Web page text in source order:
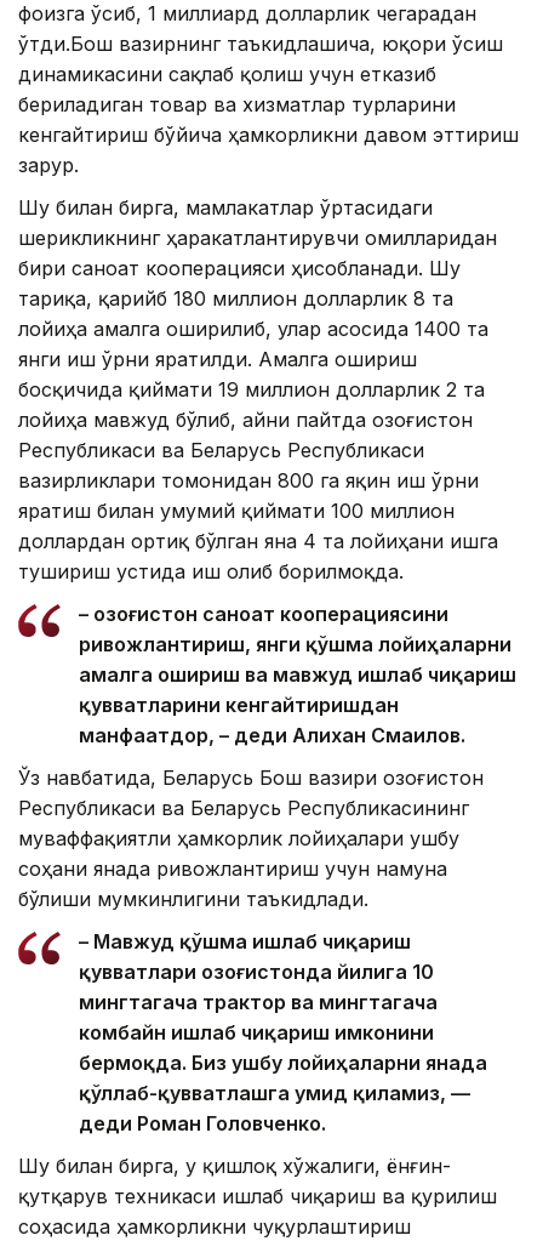
фоизга ўсиб, 1 миллиард долларлик чегарадан
ўтди.Бош вазирнинг таъкидлашича, юқори ўсиш
динамикасини сақлаб қолиш учун етказиб
бериладиган товар ва хизматлар турларини
кенгайтириш бўйича ҳамкорликни давом эттириш
зарур.
Шу билан бирга, мамлакатлар ўртасидаги
шерикликнинг ҳаракатлантирувчи омилларидан
бири саноат кооперацияси ҳисобланади. Шу
тариқа, қарийб 180 миллион долларлик 8 та
лойиҳа амалга оширилиб, улар асосида 1400 та
янги иш ўрни яратилди. Aмалга ошириш
босқичида қиймати 19 миллион долларлик 2 та
лойиҳа мавжуд бўлиб, айни пайтда Қозоғистон
Республикаси ва Беларусь Республикаси
вазирликлари томонидан 800 га яқин иш ўрни
яратиш билан умумий қиймати 100 миллион
доллардан ортиқ бўлган яна 4 та лойиҳани ишга
тушириш устида иш олиб борилмоқда.
– Қозоғистон саноат кооперациясини
ривожлантириш, янги қўшма лойиҳаларни
амалга ошириш ва мавжуд ишлаб чиқариш
қувватларини кенгайтиришдан
манфаатдор, – деди Aлихан Смаилов.
Ўз навбатида, Беларусь Бош вазири Қозоғистон
Республикаси ва Беларусь Республикасининг
муваффақиятли ҳамкорлик лойиҳалари ушбу
соҳани янада ривожлантириш учун намуна
бўлиши мумкинлигини таъкидлади.
– Мавжуд қўшма ишлаб чиқариш
қувватлари Қозоғистонда йилига 10
мингтагача трактор ва мингтагача
комбайн ишлаб чиқариш имконини
бермоқда. Биз ушбу лойиҳаларни янада
қўллаб-қувватлашга умид қиламиз, —
деди Роман Головченко.
Шу билан бирга, у қишлоқ хўжалиги, ёнғин-
қутқарув техникаси ишлаб чиқариш ва қурилиш
соҳасида ҳамкорликни чуқурлаштириш